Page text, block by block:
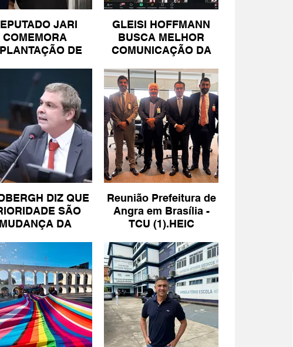
JARI
COMEMORA
DE
GLEISI HOFFMANN
BUSCA MELHOR
COMUNICAÇÃO DA
DIZ QUE
SÃO
DA
DE IR
Reunião Prefeitura de
Angra em Brasília -
TCU (1).HEIC